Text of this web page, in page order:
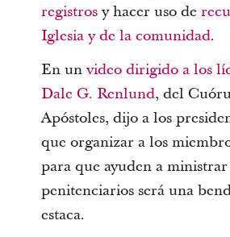
registrosy hacer uso de
Iglesia y de la comunidad.
En un video dirigido a los
Dale G. Renlund, del
Apóstoles, dijo a los
que organizar a los
para que ayuden a
penitenciarios será una
estaca.